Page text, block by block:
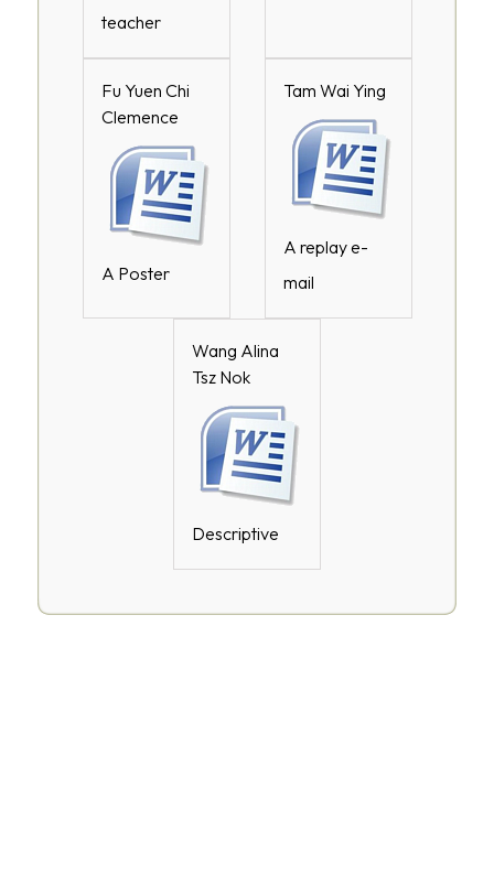
teacher
Fu Yuen Chi
Clemence
A Poster
Tam Wai Ying
A replay e-
mail
Wang Alina
Tsz Nok
Descriptive